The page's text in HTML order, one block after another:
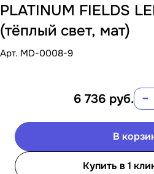
PLATINUM FIELDS
(тёплый свет, мат)
Арт. MD-0008-9
6 736 руб. −
В
Купить в 1